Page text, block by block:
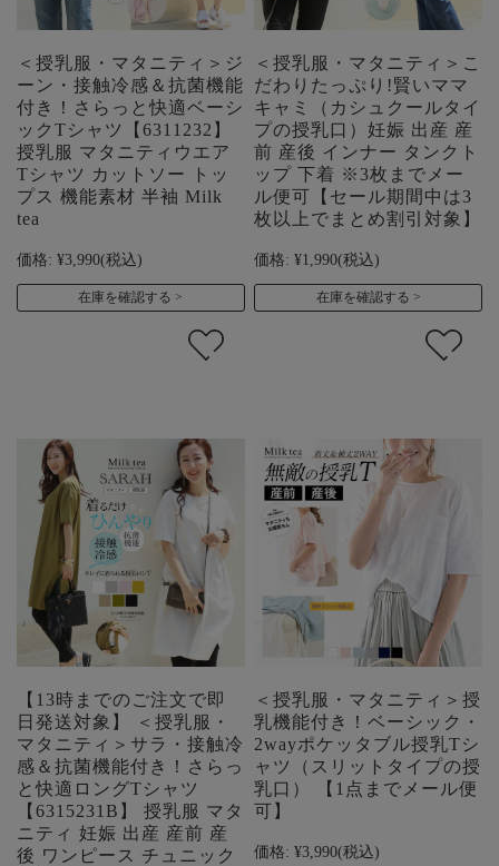
＜授乳服・マタニティ＞ジ
ーン・接触冷感＆抗菌機能
付き！さらっと快適ベーシ
ックTシャツ【6311232】
授乳服 マタニティウエア
Tシャツ カットソー トッ
プス 機能素材 半袖 Milk
tea
価格: ¥3,990(税込)
在庫を確認する
＜授乳服・マタニティ＞こ
だわりたっぷり!賢いママ
キャミ（カシュクールタイ
プの授乳口）妊娠 出産 産
前 産後 インナー タンクト
ップ 下着 ※3枚までメー
ル便可【セール期間中は3
枚以上でまとめ割引対象】
価格: ¥1,990(税込)
在庫を確認する
【13時までのご注文で即
日発送対象】 ＜授乳服・
マタニティ＞サラ・接触冷
感＆抗菌機能付き！さらっ
と快適ロングTシャツ
【6315231B】 授乳服 マタ
ニティ 妊娠 出産 産前 産
後 ワンピース チュニック
＜授乳服・マタニティ＞授
乳機能付き！ベーシック・
2wayポケッタブル授乳Tシ
ャツ（スリットタイプの授
乳口） 【1点までメール便
可】
価格: ¥3,990(税込)